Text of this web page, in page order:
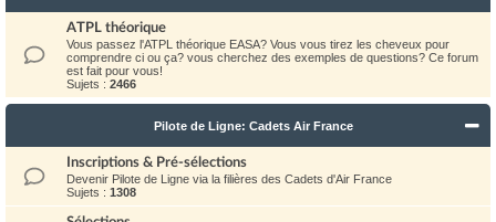
ATPL théorique
Vous passez l'ATPL théorique EASA? Vous vous tirez les cheveux pour
comprendre ci ou ça? vous cherchez des exemples de questions? Ce forum
est fait pour vous!
Sujets : 2466
Pilote de Ligne: Cadets Air France
Inscriptions & Pré-sélections
Devenir Pilote de Ligne via la filières des Cadets d'Air France
Sujets : 1308